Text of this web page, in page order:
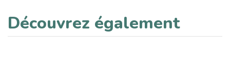
Découvrez également